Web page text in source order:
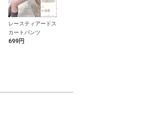
レースティアードス
カートパンツ
699円